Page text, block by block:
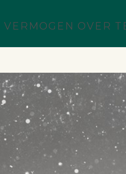
VERMOGEN OVER